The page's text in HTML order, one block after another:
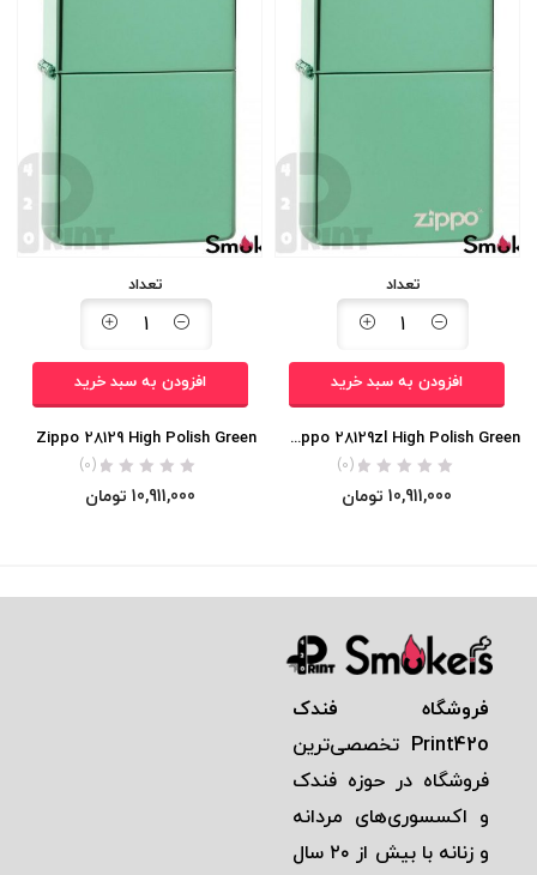
تعداد
افزودن به سبد خرید
Zippo 28129zl High Polish Green
(0)
10,911,000 تومان
تعداد
افزودن به سبد خرید
Zippo 28129 High Polish Green
(0)
10,911,000 تومان
فروشگاه فندک
Print42o تخصصی‌ترين
فروشگاه در حوزه فندک
و اكسسوری‌های مردانه
و زنانه با بيش از ٢٠ سال